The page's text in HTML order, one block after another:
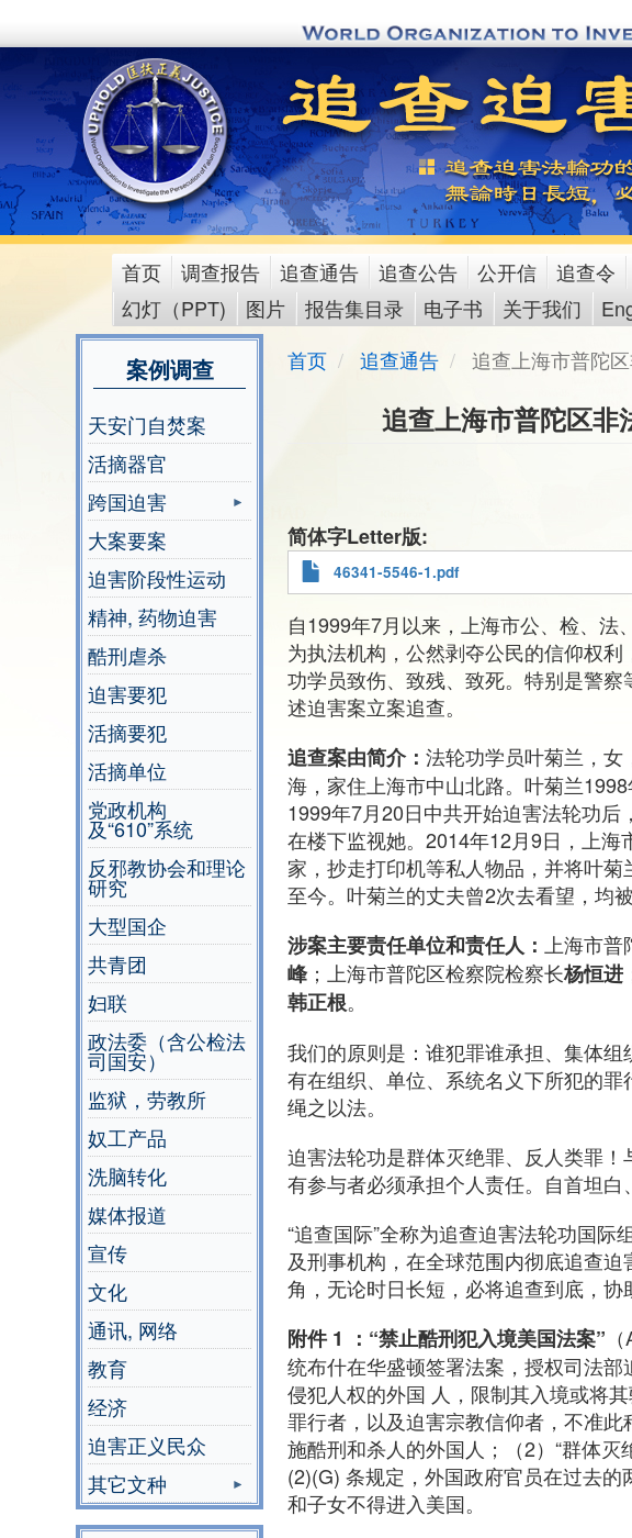
to
content
main
menu
首页 调查报告 追查通告 追查公告 公开信 追查令
幻灯（PPT)
图片 报告集目录 电子书 关于我们
案例调查
天安门自焚案
活摘器官
跨国迫害
大案要案
迫害阶段性运动
精神, 药物迫害
酷刑虐杀
迫害要犯
活摘要犯
活摘单位
党政机构
及“610”系统
反邪教协会和理论
研究
大型国企
共青团
妇联
政法委（含公检法
司国安）
监狱，劳教所
奴工产品
洗脑转化
媒体报道
宣传
文化
通讯, 网络
教育
经济
迫害正义民众
其它文种
首页 追查通告 追查上海市普陀
追查上海市普陀区非
简体字Letter版
46341-5546-1.pdf
自1999年7月以来，上海市公、检、法
为执法机构，公然剥夺公民的信仰权
功学员致伤、致残、致死。特别是警
述迫害案立案追查。
追查案由简介： 法轮功学员叶菊兰，
海，家住上海市中山北路。叶菊兰
1999年7月20日中共开始迫害法轮功后
在楼下监视她。2014年12月9日，上
家，抄走打印机等私人物品，并将叶
至今。叶菊兰的丈夫曾2次去看望，均
涉案主要责任单位和责任人： 上海市
峰 ；上海市普陀区检察院检察长杨恒进
韩正根。
我们的原则是：谁犯罪谁承担、集体
有在组织、单位、系统名义下所犯的
绳之以法。
迫害法轮功是群体灭绝罪、反人类罪
有参与者必须承担个人责任。自首坦
“追查国际”全称为追查迫害法轮功国
及刑事机构，在全球范围内彻底追查
角，无论时日长短，必将追查到底，协
附件 1 ：“禁止酷刑犯入境美国法案”
统布什在华盛顿签署法案，授权司法
侵犯人权的外国 人，限制其入境或将
罪行者，以及迫害宗教信仰者，不准
施酷刑和杀人的外国人；（2）“群体灭
(2)(G) 条规定，外国政府官员在过去
和子女不得进入美国。